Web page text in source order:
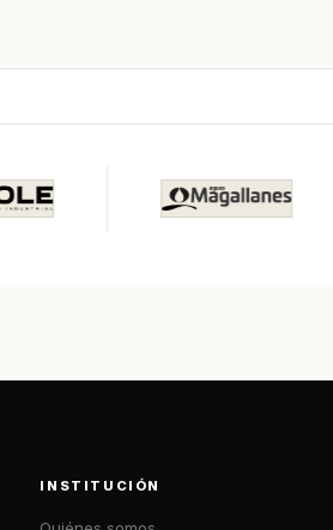
INSTITUCIÓN